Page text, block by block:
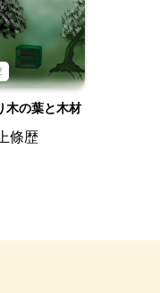
木の葉と木材
上條歴